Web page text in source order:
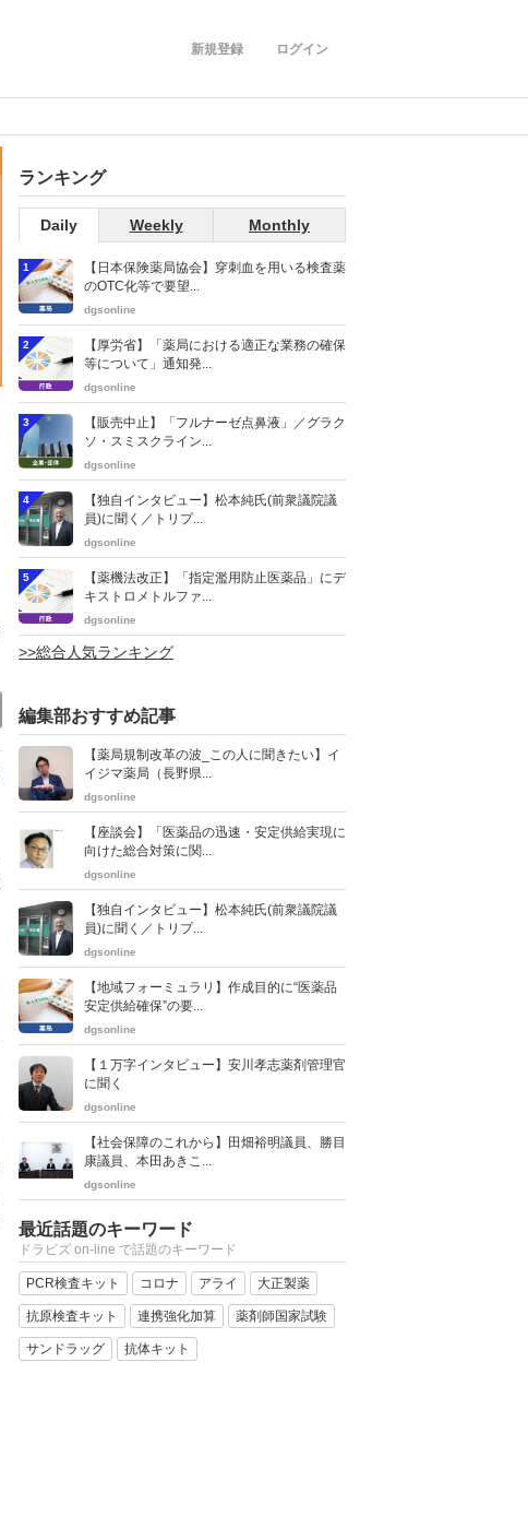
ログイン
新規登録
ランキング
Daily Weekly Monthly
1
【日本保険薬局協会】穿刺血を用いる検査薬
のOTC化等で要望...
dgsonline
2
【厚労省】「薬局における適正な業務の確保
等について」通知発...
dgsonline
3
【販売中止】「フルナーゼ点鼻液」／グラク
ソ・スミスクライン...
dgsonline
4
【独自インタビュー】松本純氏(前衆議院議
員)に聞く／トリプ...
dgsonline
5
【薬機法改正】「指定濫用防止医薬品」にデ
キストロメトルファ...
dgsonline
>>総合人気ランキング
編集部おすすめ記事
【薬局規制改革の波_この人に聞きたい】イ
イジマ薬局（長野県...
dgsonline
【座談会】「医薬品の迅速・安定供給実現に
向けた総合対策に関...
dgsonline
【独自インタビュー】松本純氏(前衆議院議
員)に聞く／トリプ...
dgsonline
【地域フォーミュラリ】作成目的に“医薬品
安定供給確保”の要...
dgsonline
【１万字インタビュー】安川孝志薬剤管理官
に聞く
dgsonline
【社会保障のこれから】田畑裕明議員、勝目
康議員、本田あきこ...
dgsonline
最近話題のキーワード
ドラビズ on-line で話題のキーワード
PCR検査キット コロナ アライ 大正製薬
抗原検査キット 連携強化加算 薬剤師国家試験
サンドラッグ 抗体キット